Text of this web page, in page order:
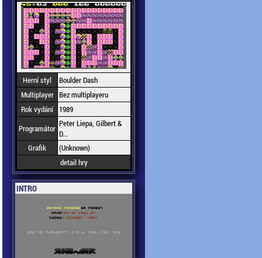
Herní styl
Boulder Dash
Multiplayer Bez multiplayeru
Rok vydání
1989
Programátor Peter Liepa, Gilbert &
D...
Grafik
(Unknown)
detail hry
INTRO